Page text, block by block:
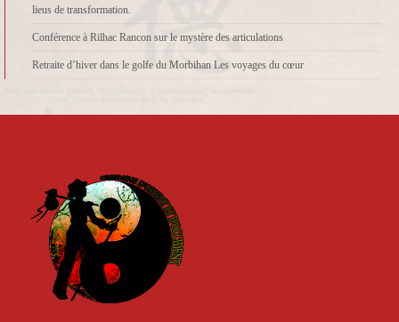
lieus de transformation.
Conférence à Rilhac Rancon sur le mystère des articulations
Retraite d’hiver dans le golfe du Morbihan Les voyages du cœur